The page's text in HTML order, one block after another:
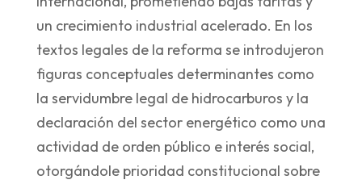
un crecimiento industrial acelerado. En los
textos legales de la reforma se introdujeron
figuras conceptuales determinantes como
la servidumbre legal de hidrocarburos y la
declaración del sector energético como una
actividad de orden público e interés social,
otorgándole prioridad constitucional sobre